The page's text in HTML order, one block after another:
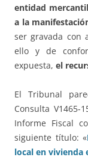
entidad
a la
ser gravada con
ello y de
expuesta, el
El Tribunal
Consulta
Informe Fiscal
siguiente título: «
local en vivienda